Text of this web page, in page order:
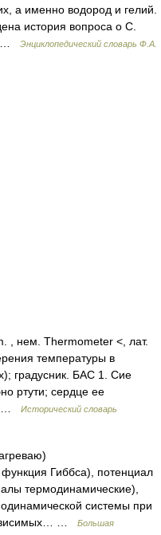
а именно водород и гелий.
история вопроса о С.
…
Энциклопедический словарь Ф.А.
, нем. Thermometer <, лат.
температуры в
градусник. БАС 1. Сие
ртути; сердце ее
…
Исторический словарь
Гиббса), потенциал
термодинамические),
системы при
…
Большая